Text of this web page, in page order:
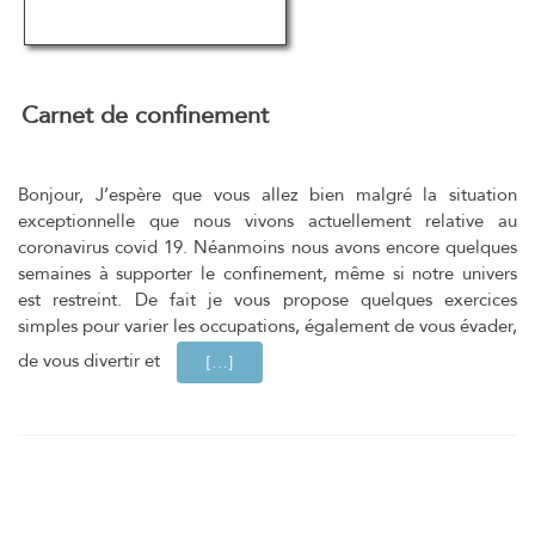
Carnet de confinement
Bonjour, J’espère que vous allez bien malgré la situation
exceptionnelle que nous vivons actuellement relative au
coronavirus covid 19. Néanmoins nous avons encore quelques
semaines à supporter le confinement, même si notre univers
est restreint. De fait je vous propose quelques exercices
simples pour varier les occupations, également de vous évader,
de vous divertir et
EN SAVOIR PLUS SURCARNET DE
[…]